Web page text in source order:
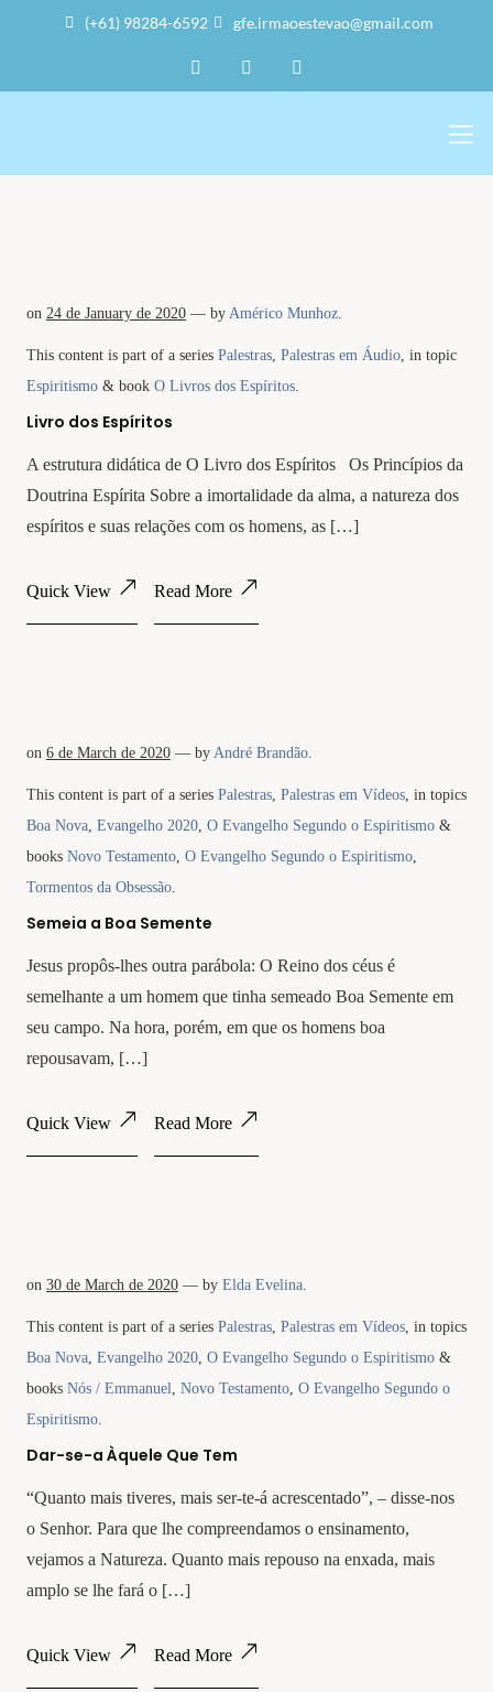
(+61) 98284-6592 gfe.irmaoestevao@gmail.com
on 24 de January de 2020 — by Américo Munhoz
This content is part of a series Palestras Palestras em Áudio , in topic
Espiritismo & book O Livros dos Espíritos
Livro dos Espíritos
A estrutura didática de O Livro dos Espíritos Os Princípios da
Doutrina Espírita Sobre a imortalidade da alma, a natureza dos
espíritos e suas relações com os homens, as […]
Quick View Read More
on 6 de March de 2020 — by André Brandão
This content is part of a series Palestras Palestras em Vídeos , in topics
Boa Nova Evangelho 2020 O Evangelho Segundo o Espiritismo &
books Novo Testamento O Evangelho Segundo o Espiritismo
Tormentos da Obsessão
Semeia a Boa Semente
Jesus propôs-lhes outra parábola: O Reino dos céus é
semelhante a um homem que tinha semeado Boa Semente em
seu campo. Na hora, porém, em que os homens boa
repousavam, […]
Quick View Read More
on 30 de March de 2020 — by Elda Evelina
This content is part of a series Palestras Palestras em Vídeos , in topics
Boa Nova Evangelho 2020 O Evangelho Segundo o Espiritismo &
books Nós / Emmanuel Novo Testamento O Evangelho Segundo o
Espiritismo
Dar-se-a Àquele Que Tem
“Quanto mais tiveres, mais ser-te-á acrescentado”, – disse-nos
o Senhor. Para que lhe compreendamos o ensinamento,
vejamos a Natureza. Quanto mais repouso na enxada, mais
amplo se lhe fará o […]
Quick View Read More